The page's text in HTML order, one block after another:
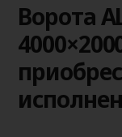
Ворота